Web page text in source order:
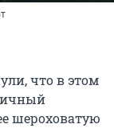
что в этом
шероховатую